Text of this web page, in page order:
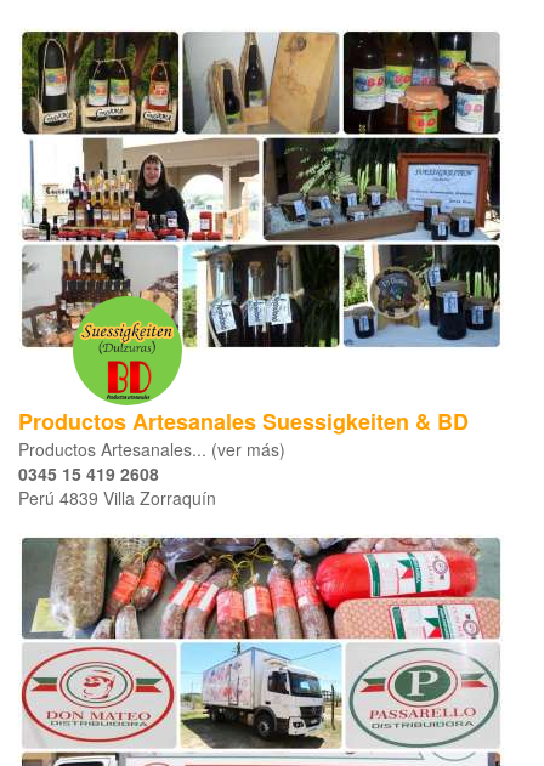
Productos Artesanales Suessigkeiten & BD
Productos Artesanales... (ver más)
0345 15 419 2608
Perú 4839 Villa Zorraquín